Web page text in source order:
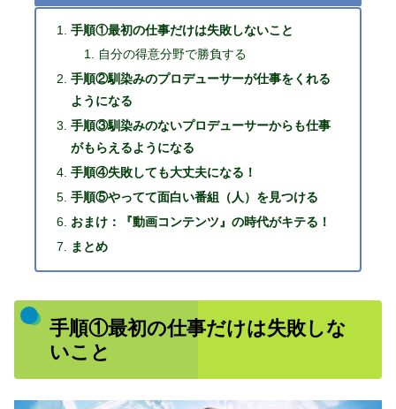
手順①最初の仕事だけは失敗しないこと
自分の得意分野で勝負する
手順②馴染みのプロデューサーが仕事をくれる
ようになる
手順③馴染みのないプロデューサーからも仕事
がもらえるようになる
手順④失敗しても大丈夫になる！
手順⑤やってて面白い番組（人）を見つける
おまけ：『動画コンテンツ』の時代がキテる！
まとめ
手順①最初の仕事だけは失敗しな
いこと